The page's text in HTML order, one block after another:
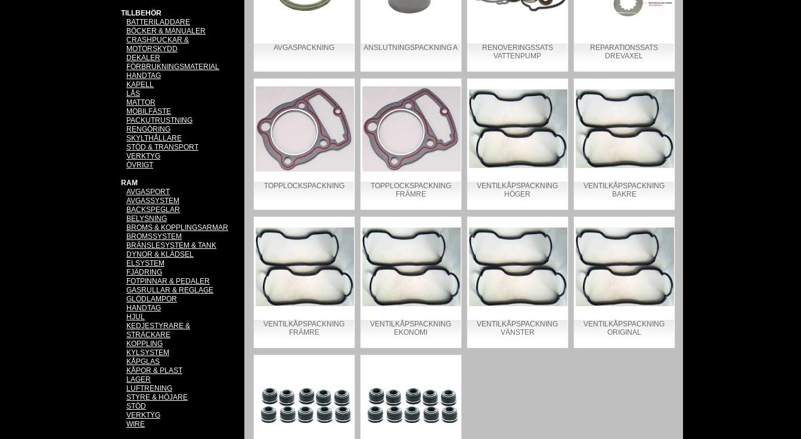
TILLBEHÖR
BATTERILADDARE
BÖCKER & MANUALER
CRASHPUCKAR &
MOTORSKYDD
DEKALER
FÖRBRUKNINGSMATERIAL
HANDTAG
KAPELL
LÅS
MATTOR
MOBILFÄSTE
PACKUTRUSTNING
RENGÖRING
SKYLTHÅLLARE
STÖD & TRANSPORT
VERKTYG
ÖVRIGT
RAM
AVGASPORT
AVGASSYSTEM
BACKSPEGLAR
BELYSNING
BROMS & KOPPLINGSARMAR
BROMSSYSTEM
BRÄNSLESYSTEM & TANK
DYNOR & KLÄDSEL
ELSYSTEM
FJÄDRING
FOTPINNAR & PEDALER
GASRULLAR & REGLAGE
GLÖDLAMPOR
HANDTAG
HJUL
KEDJESTYRARE &
STRÄCKARE
KOPPLING
KYLSYSTEM
KÅPGLAS
KÅPOR & PLAST
LAGER
LUFTRENING
STYRE & HÖJARE
STÖD
VERKTYG
WIRE
AVGASPACKNING ANSLUTNINGSPACKNING A
RENOVERINGSSATS
VATTENPUMP
REPARATIONSSATS
DREVAXEL
TOPPLOCKSPACKNING
TOPPLOCKSPACKNING
FRÄMRE
VENTILKÅPSPACKNING
HÖGER
VENTILKÅPSPACKNING
BAKRE
VENTILKÅPSPACKNING
FRÄMRE
VENTILKÅPSPACKNING
EKONOMI
VENTILKÅPSPACKNING
VÄNSTER
VENTILKÅPSPACKNING
ORIGINAL